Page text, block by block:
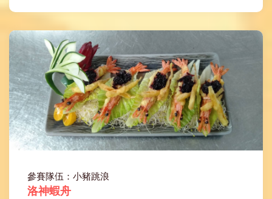
參賽隊伍：小豬跳浪
洛神蝦舟